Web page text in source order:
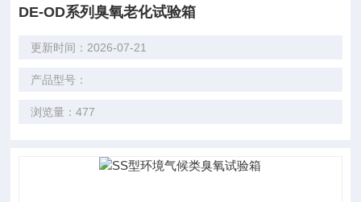
DE-OD系列臭氧老化试验箱
更新时间：2026-07-21
产品型号：
浏览量：477